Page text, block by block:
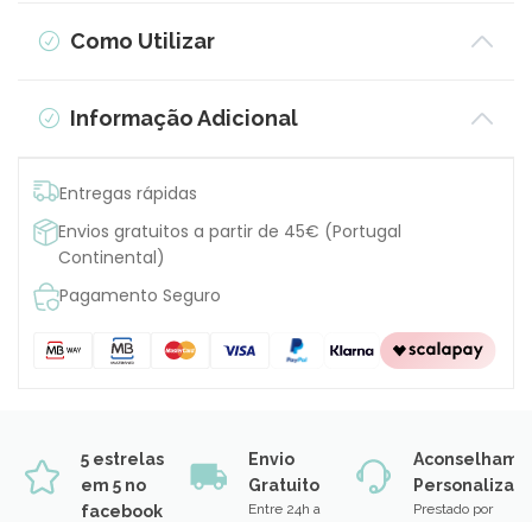
Como Utilizar
Informação Adicional
Entregas rápidas
Envios gratuitos a partir de 45€ (Portugal
Continental)
Pagamento Seguro
5 estrelas
em 5 no
facebook
Envio
Gratuito
Entre 24h a
Prestado por